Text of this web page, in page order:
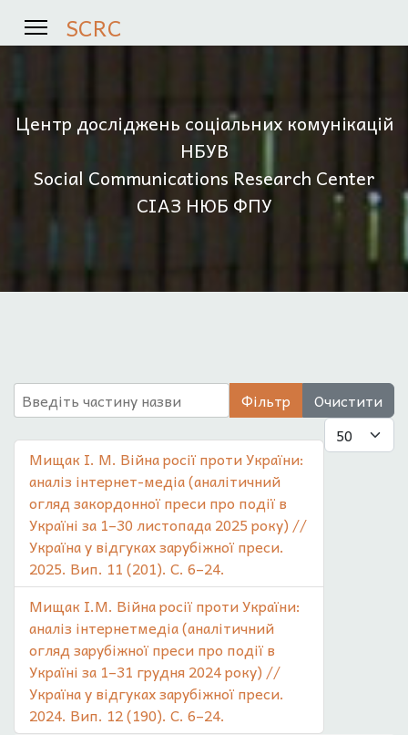
SCRC
Центр досліджень соціальних комунікацій
НБУВ
Social Communications Research Center
СІАЗ НЮБ ФПУ
Введіть частину назви Фільтр
Очистити
Показувати
Мищак І. М. Війна росії проти України:
аналіз інтернет-медіа (аналітичний
огляд закордонної преси про події в
Україні за 1–30 листопада 2025 року) //
Україна у відгуках зарубіжної преси.
2025. Вип. 11 (201). С. 6–24.
Мищак І.М. Війна росії проти України:
аналіз інтернетмедіа (аналітичний
огляд зарубіжної преси про події в
Україні за 1–31 грудня 2024 року) //
Україна у відгуках зарубіжної преси.
2024. Вип. 12 (190). С. 6–24.